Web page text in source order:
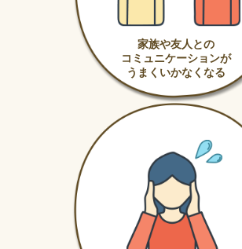
家族や友人との
コミュニケーションが
うまくいかなくなる